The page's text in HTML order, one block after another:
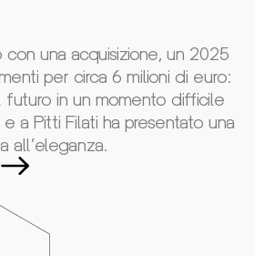
una acquisizione, un 2025
per circa 6 milioni di euro:
futuro in un momento difficile
a Pitti Filati ha presentato una
all’eleganza.